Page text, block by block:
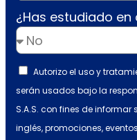
¿Has estudiado
Autorizo el uso y
serán usados bajo la
S.A.S. con fines de
inglés, promociones,